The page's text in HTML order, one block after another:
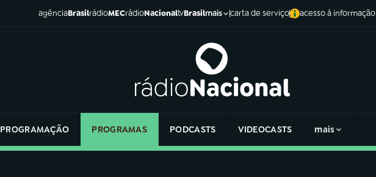
agênciaBrasilrádioMECrádioNacionaltvBrasilmais carta de serviço acesso à informação
PROGRAMAÇÃO PROGRAMAS PODCASTS VIDEOCASTS mais